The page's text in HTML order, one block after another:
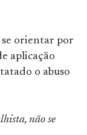
se orientar por
aplicação
o abuso
não se